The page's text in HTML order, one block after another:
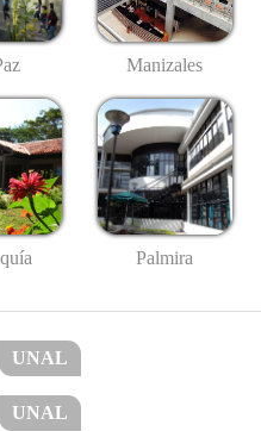
Manizales
Palmira
UNAL
UNAL